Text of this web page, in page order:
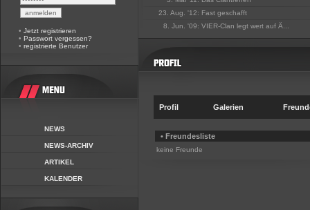
• Jetzt registrieren
• Passwort vergessen?
• registrierte Benutzer
NEWS
NEWS-ARCHIV
ARTIKEL
KALENDER
23. Aug. '12: Fast geschafft
8. Jun. '09: VIER-Clan legt wert auf Ä...
Profil Galerien
• Freundesliste
keine Freunde